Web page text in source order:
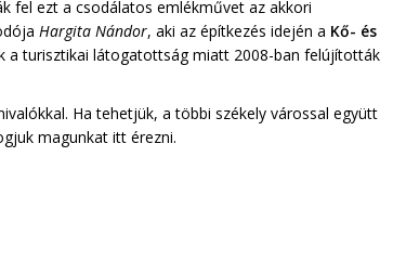
fel ezt a csodálatos emlékművet az akkori
Hargita Nándor, aki az építkezés idején a Kő- és
a turisztikai látogatottság miatt 2008-ban felújították
Ha tehetjük, a többi székely várossal együtt
magunkat itt érezni.